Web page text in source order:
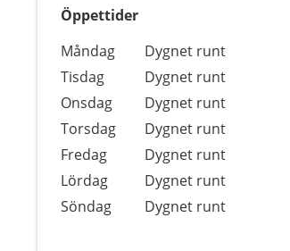
Öppettider
Dag
Öppettider
Kommentarer
Måndag
Dygnet runt
Tisdag
Dygnet runt
Onsdag
Dygnet runt
Torsdag
Dygnet runt
Fredag
Dygnet runt
Lördag
Dygnet runt
Söndag
Dygnet runt